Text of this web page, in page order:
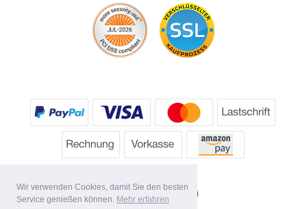
Wir verwenden Cookies, damit Sie den besten
Service genießen können. Mehr erfahren